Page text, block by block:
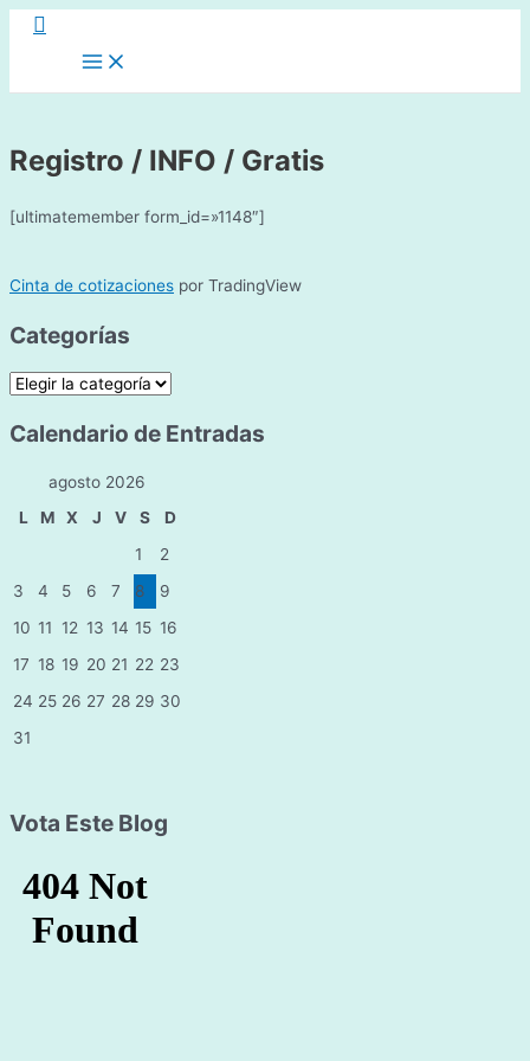
contenido
Buscar
Main
Menu
Cinta de cotizaciones por TradingView
Categorías
C
t
a
Calendario de Entradas
agosto 2026
L
M X J V S
D
1
2
3
4 5 6 7 8
9
10 11 12 13 14 15 16
17 18 19 20 21 22 23
24 25 26 27 28 29 30
31
Vota Este Blog
Registro / INFO / Gratis
[ultimatemember form_id=»1148″]